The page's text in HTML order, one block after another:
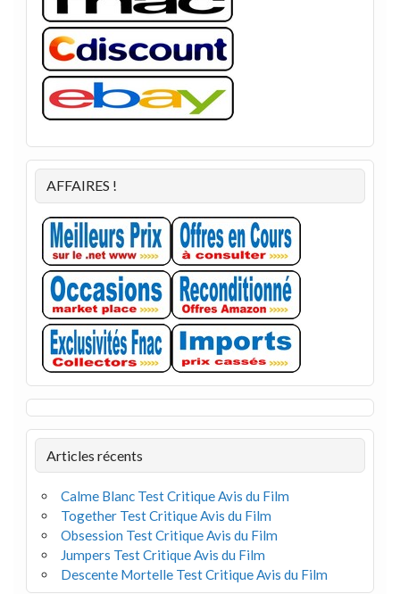
AFFAIRES !
Articles récents
Calme Blanc Test Critique Avis du Film
Together Test Critique Avis du Film
Obsession Test Critique Avis du Film
Jumpers Test Critique Avis du Film
Descente Mortelle Test Critique Avis du Film